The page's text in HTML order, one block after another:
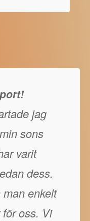
jag
sons
varit
dess.
enkelt
oss. Vi